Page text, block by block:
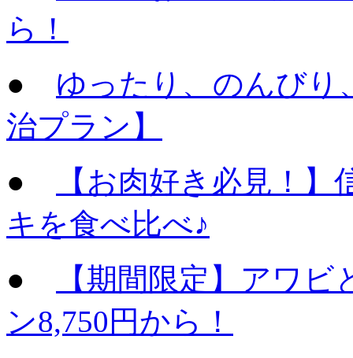
ら！
● ゆったり、のんびり
治プラン】
●
【お肉好き必見！
キを食べ比べ♪
●
【期間限定】アワ
ン8,750円から！